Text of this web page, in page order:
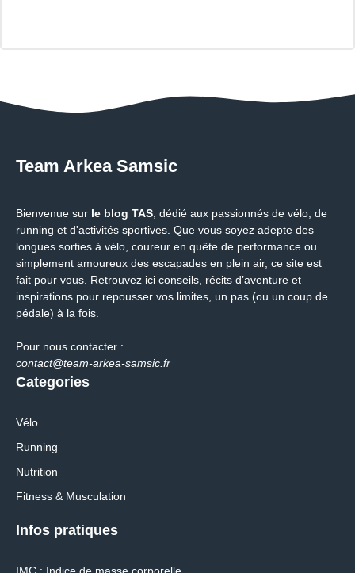
Team Arkea Samsic
Bienvenue sur le blog TAS, dédié aux passionnés de vélo, de
running et d'activités sportives. Que vous soyez adepte des
longues sorties à vélo, coureur en quête de performance ou
simplement amoureux des escapades en plein air, ce site est
fait pour vous. Retrouvez ici conseils, récits d’aventure et
inspirations pour repousser vos limites, un pas (ou un coup de
pédale) à la fois.
Pour nous contacter :
contact@team-arkea-samsic.fr
Categories
Vélo
Running
Nutrition
Fitness & Musculation
Infos pratiques